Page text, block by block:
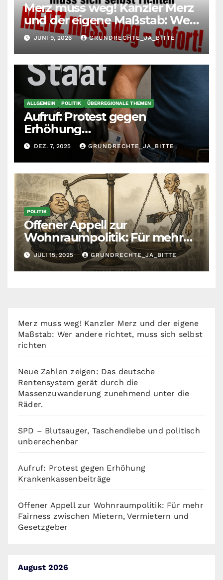
Merz muss weg! Kanzler Merz
und der eigene Maßstab: Wer
andere richtet, muss sich
selbst richten
JUNI 9, 2026 GRUNDRECHTE_JA_BITTE
ALLGEMEIN POLITIK ÜBERREGIONALE THEMEN
Aufruf: Protest gegen
Erhöhung
Krankenkassenbeiträge
DEZ. 7, 2025 GRUNDRECHTE_JA_BITTE
POLITIK
Offener Appell zur
Wohnraumpolitik: Für mehr
Fairness zwischen Mietern,
Vermietern und Gesetzgeber
JULI 15, 2025 GRUNDRECHTE_JA_BITTE
Merz muss weg! Kanzler Merz und der eigene
Maßstab: Wer andere richtet, muss sich selbst
richten
Neue Zahlen zeigen: Das deutsche
Rentensystem gerät durch die
Massenzuwanderung zunehmend unter die
Räder.
SPD – Blutsauger, Taschendiebe und politisch
unberechenbar
Aufruf: Protest gegen Erhöhung
Krankenkassenbeiträge
Offener Appell zur Wohnraumpolitik: Für mehr
Fairness zwischen Mietern, Vermietern und
Gesetzgeber
August 2026